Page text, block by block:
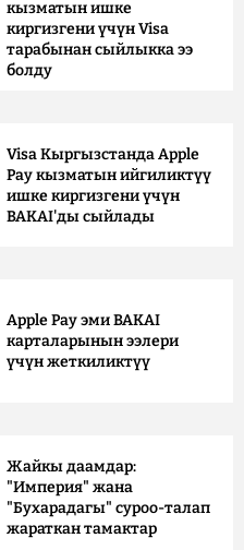
кызматын ишке
киргизгени үчүн Visa
тарабынан сыйлыкка ээ
болду
Visa Кыргызстанда Apple
Pay кызматын ийгиликтүү
ишке киргизгени үчүн
BAKAI'ды сыйлады
Apple Pay эми BAKAI
карталарынын ээлери
үчүн жеткиликтүү
Жайкы даамдар:
"Империя" жана
"Бухарадагы" суроо-талап
жараткан тамактар